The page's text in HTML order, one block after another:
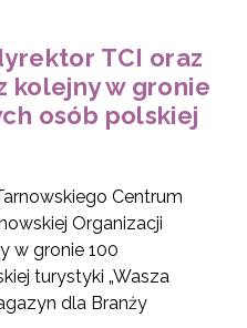
TCI oraz
kolejny w gronie
osób polskiej
Centrum
Organizacji
w gronie 100
turystyki „Wasza
dla Branży